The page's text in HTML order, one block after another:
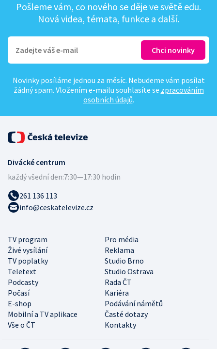
Pošleme vám, co nového se děje ve světě edu.
Nová videa, témata, funkce a další.
Novinky posíláme jednou za měsíc. Nebudeme vám posílat
žádný spam. Vložením e-mailu souhlasíte se zpracováním
osobních údajů.